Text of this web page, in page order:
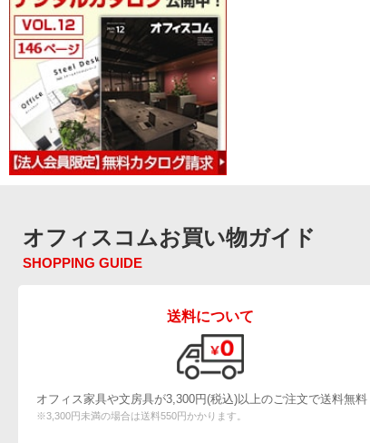
オフィスコムお買い物ガイド
SHOPPING GUIDE
送料について
オフィス家具や文房具が3,300円(税込)以上のご注文で送料無料
※3,300円未満の場合は送料550円かかります。